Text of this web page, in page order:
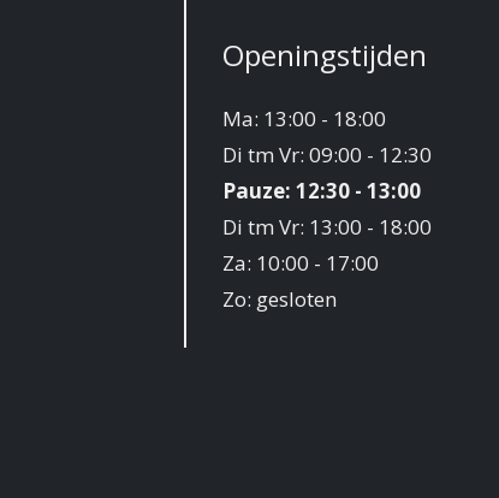
Openingstijden
Ma: 13:00 - 18:00
Di tm Vr: 09:00 - 12:30
Pauze: 12:30 - 13:00
Di tm Vr: 13:00 - 18:00
Za: 10:00 - 17:00
Zo: gesloten